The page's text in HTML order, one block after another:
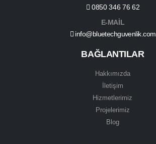
0850 346 76 62
E-MAİL
info@bluetechguvenlik.com
BAĞLANTILAR
Hakkımızda
İletişim
Hizmetlerimiz
Projelerimiz
Blog